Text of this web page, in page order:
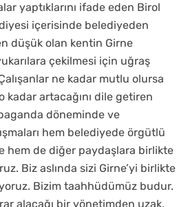
yaptıklarını ifade eden Birol
içerisinde belediyeden
düşük olan kentin Girne
çekilmesi için uğraş
ne kadar mutlu olursa
kadar artacağını dile getiren
döneminde ve
hem belediyede örgütlü
hem de diğer paydaşlara birlikte
Biz aslında sizi Girne’yi birlikte
Bizim taahhüdümüz budur.
alacağı bir yönetimden uzak,